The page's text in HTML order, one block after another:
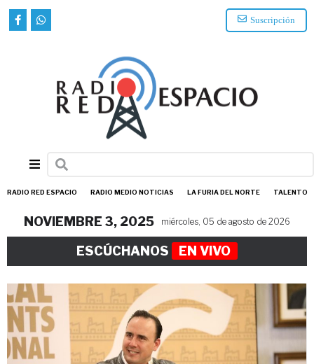
Suscripción
RADIO RED ESPACIO RADIO MEDIO NOTICIAS LA FURIA DEL NORTE TALENTO
NOVIEMBRE 3, 2025 miércoles, 05 de agosto de 2026
ESCÚCHANOS EN VIVO